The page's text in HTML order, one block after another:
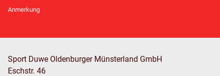
Anmerkung
Sport Duwe Oldenburger Münsterland GmbH
Eschstr. 46